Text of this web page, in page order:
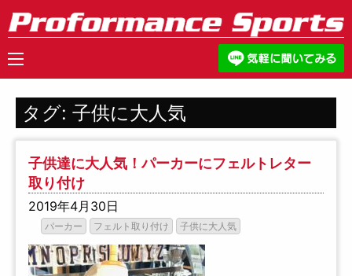
タグ: 子供に大人気
子供達に大人気！パーカーにフェルトレター
取り付け
2019年4月30日
パーカー フェルト取り付け 子供に大人気